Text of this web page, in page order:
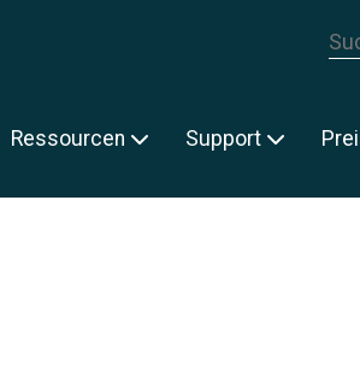
Ressourcen Support